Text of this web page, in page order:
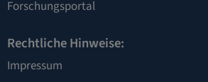
Forschungsportal
Rechtliche Hinweise:
Impressum